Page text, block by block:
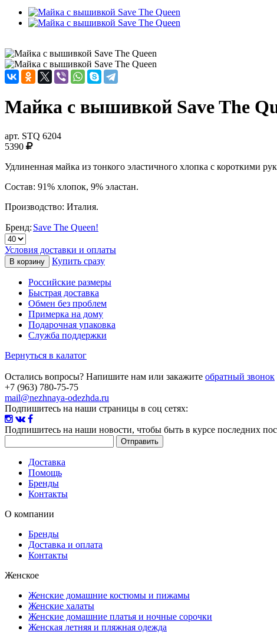
Майка с вышивкой Save The
арт. STQ 6204
5390
Удлиненная майка из тонкого эластичного хлопка с короткими
Состав: 91% хлопок, 9% эластан.
Производство: Италия.
Бренд: Save The Queen!
Условия доставки и оплаты
Купить сразу
Российские размеры
Быстрая доставка
Обмен без проблем
Примерка на дому
Подарочная упаковка
Служба поддержки
Вернуться в калатог
Остались вопросы? Напишите нам или закажите обратный звонок
+7 (963) 780-75-75
mail@nezhnaya-odezhda.ru
Подпишитесь на наши страницы в соц сетях:
Подпишитесь на наши новости, чтобы быть в курсе последних
Доставка
Помощь
Бренды
Контакты
О компании
Бренды
Доставка и оплата
Контакты
Женское
Женские домашние костюмы и пижамы
Женские халаты
Женские домашние платья и ночные сорочки
Женская летняя и пляжная одежда